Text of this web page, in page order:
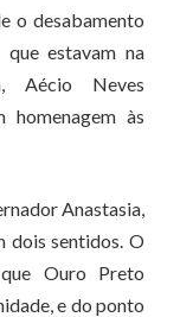
o desabamento
estavam na
Aécio Neves
homenagem às
Anastasia,
dois sentidos. O
Ouro Preto
e do ponto